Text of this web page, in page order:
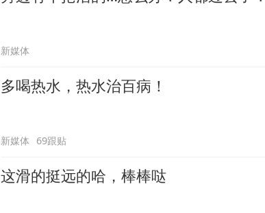
新媒体
多喝热水，热水治百病！
新媒体 69跟贴
这滑的挺远的哈，棒棒哒